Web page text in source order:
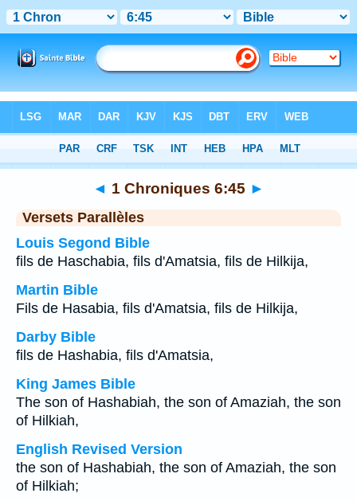
>Chapitre 6 > Verset 45
◄ 1 Chroniques 6:45 ►
Versets Parallèles
Louis Segond Bible
fils de Haschabia, fils d'Amatsia, fils de Hilkija,
Martin Bible
Fils de Hasabia, fils d'Amatsia, fils de Hilkija,
Darby Bible
fils de Hashabia, fils d'Amatsia,
King James Bible
The son of Hashabiah, the son of Amaziah, the son
of Hilkiah,
English Revised Version
the son of Hashabiah, the son of Amaziah, the son
of Hilkiah;